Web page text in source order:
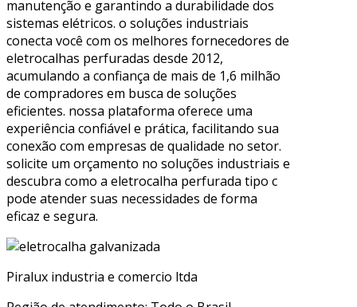
manutenção e garantindo a durabilidade dos
sistemas elétricos. o soluções industriais
conecta você com os melhores fornecedores de
eletrocalhas perfuradas desde 2012,
acumulando a confiança de mais de 1,6 milhão
de compradores em busca de soluções
eficientes. nossa plataforma oferece uma
experiência confiável e prática, facilitando sua
conexão com empresas de qualidade no setor.
solicite um orçamento no soluções industriais e
descubra como a eletrocalha perfurada tipo c
pode atender suas necessidades de forma
eficaz e segura.
Piralux industria e comercio ltda